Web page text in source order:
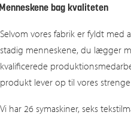
bag kvaliteten
Selvom vores fabrik er fyldt
stadig menneskene, du lægger
kvalificerede
produkt lever op til vores strenge
Vi har 26 symaskiner, seks